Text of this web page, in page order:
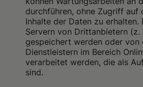
durchführen, ohne Zugriff auf
Inhalte der Daten zu erhalten.
Servern von Drittanbietern (z.
gespeichert werden oder von
Dienstleistern im Bereich
verarbeitet werden, die als
sind.